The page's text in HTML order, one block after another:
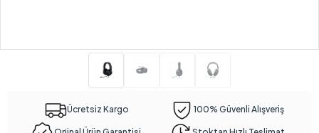
Ücretsiz Kargo 100% Güvenli Alışveriş